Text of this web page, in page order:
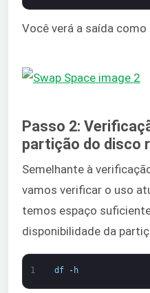
Você verá a saída como
Passo 2:
partição do disco
Semelhante à
vamos verificar o uso
temos espaço
disponibilidade da
1 df - h